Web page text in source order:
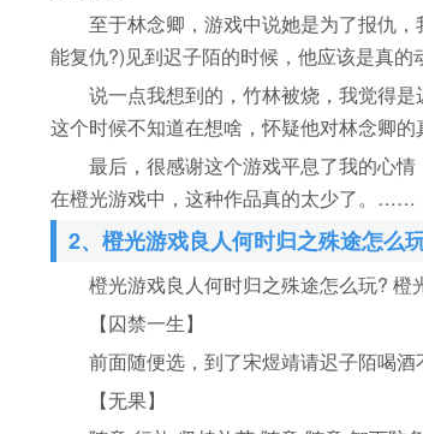
至于林念卿，游戏中说她是为了报仇，
能复仇?)见到迟子陌的时候，他应该是真的
说一点我想到的，竹林被烧，我觉得是
这个时候不知道在想啥，怀疑他对林念卿
最后，很感谢这个游戏平息了我的心情
在橙光游戏中，这种作品真的太少了。……
2、橙光游戏良人何时归之殊途怎么
橙光游戏良人何时归之殊途怎么玩? 橙
【囚禁一生】
前面随便选，到了宋煜靖请迟子陌喝酒
【无果】